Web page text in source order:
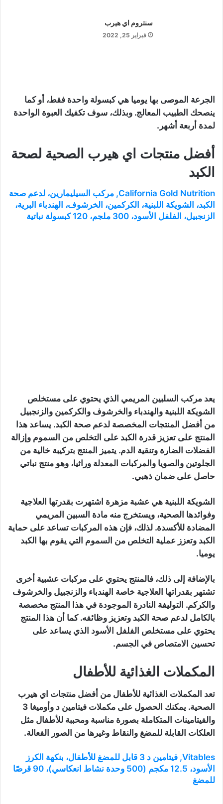
سنتروم اي هيرب
فبراير 25, 2022
الجرعة الموصى بها يوميا هي كبسولة واحدة فقط، أو كما
ينصحك الطبيب المعالج. وبذلك، سوف تكفيك العبوة الواحدة
لمدة أربعة أشهر.
أفضل منتجات اي هيرب الصحية لصحة
الكبد
California Gold Nutrition‏, مركب السيليمارين، لدعم صحة
الكبد، الشويكة اللبنية، الكركمين، الخرشوف، الهندباء البرية،
الزنجبيل، الفلفل الأسود، 300 ملجم، 120 كبسولة نباتية
يعد مركب السلبين المريمي الذي يحتوي على مستخلص
الشويكة اللبنية والهندباء والخرشوف والكركمين والزنجبيل
من أفضل المنتجات المخصصة لدعم صحة الكبد. يساعد هذا
المنتج على تعزيز قدرة الكبد على التخلص من السموم وإزالة
الفضلات الضارة وتنقية الدم. يتميز المنتج بتركيبة خالية من
الجلوتين والصويا والمركبات المعدلة وراثيا، وهو منتج نباتي
حاصل على ضمان ذهبي.
الشويكة اللبنية هي عشبة مزهرة اشتهرت بقدرتها العلاجية
وفوائدها الصحية، ويستخرج منه مادة السبين المريمي
المضادة للأكسدة. لذلك، فإن هذه المركبات تساعد على حماية
الكبد وتعزز عملية التخلص من السموم التي يقوم بها الكبد
يوميا.
بالإضافة إلى ذلك، فالمنتج يحتوي على مركبات عشبية أخرى
تشتهر بقدراتها العلاجية خاصة الهندباء والزنجبيل والخرشوف
والكركم. التوليفة النادرة الموجودة في هذا المنتج مخصصة
بالكامل لدعم صحة الكبد وتعزيز وظائفه. كما أن هذا المنتج
يحتوي على مستخلص الفلفل الأسود الذي يساعد على
تحسين الامتصاص في الجسم.
المكملات الغذائية للأطفال
تعد المكملات الغذائية للأطفال من أفضل منتجات اي هيرب
الصحية. يمكنك الحصول على مكملات فيتامين د وأوميغا 3
والفيتامينات المتكاملة بصورة مناسبة ومحببة للأطفال مثل
العلكات القابلة للمضغ والنقاط وغيرها من الصور الفعالة.
Vitables‏, فيتامين د 3 قابل للمضغ للأطفال، بنكهة الكرز
الأسود، 12.5 مكجم (500 وحدة نشاط انعكاسي)، 90 قرصًا
للمضغ